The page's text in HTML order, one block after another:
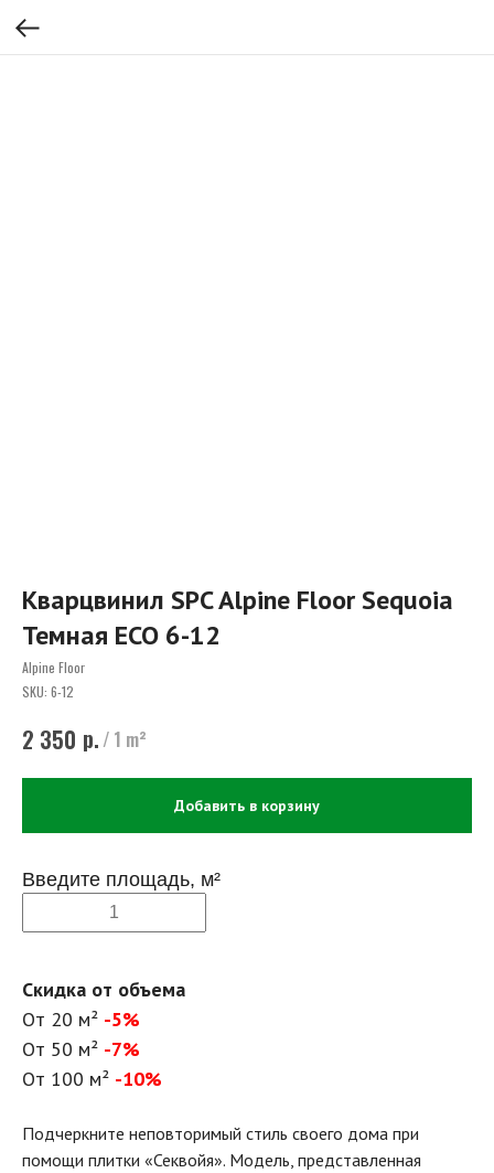
Кварцвинил SPC Alpine Floor Sequoia
Темная ECO 6-12
Alpine Floor
SKU: 6-12
2 350 р. / 1 m²
Добавить в корзину
Введите площадь, м²
Скидка от объема
От 20 м² -5%
От 50 м² -7%
От 100 м² -10%
Подчеркните неповторимый стиль своего дома при
помощи плитки «Секвойя». Модель, представленная